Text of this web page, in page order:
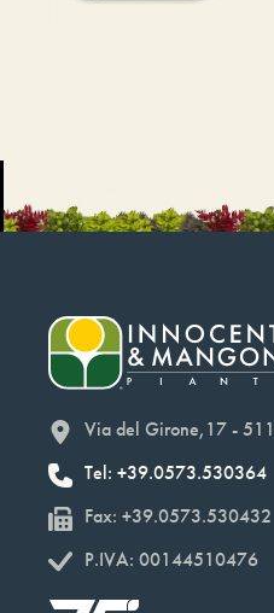
Via del Girone,17 -
Tel: +39.0573.530364
Fax: +39.0573.530432
P.IVA: 00144510476